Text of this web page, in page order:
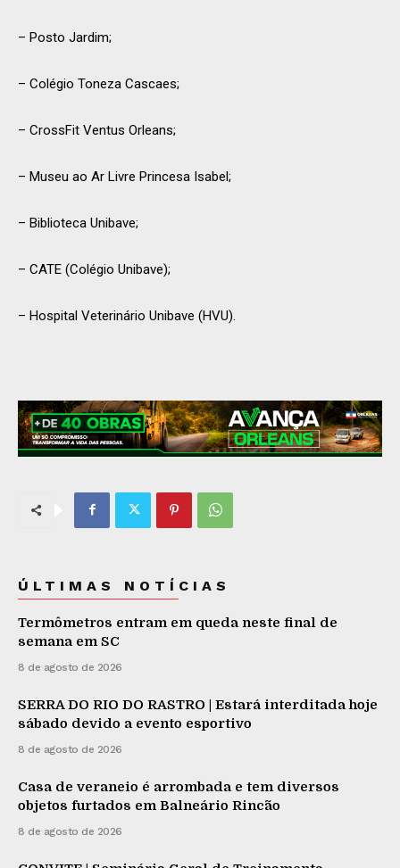
– Posto Jardim;
– Colégio Toneza Cascaes;
– CrossFit Ventus Orleans;
– Museu ao Ar Livre Princesa Isabel;
– Biblioteca Unibave;
– CATE (Colégio Unibave);
– Hospital Veterinário Unibave (HVU).
ÚLTIMAS NOTÍCIAS
Termômetros entram em queda neste final de
semana em SC
8 de agosto de 2026
SERRA DO RIO DO RASTRO | Estará interditada hoje
sábado devido a evento esportivo
8 de agosto de 2026
Casa de veraneio é arrombada e tem diversos
objetos furtados em Balneário Rincão
8 de agosto de 2026